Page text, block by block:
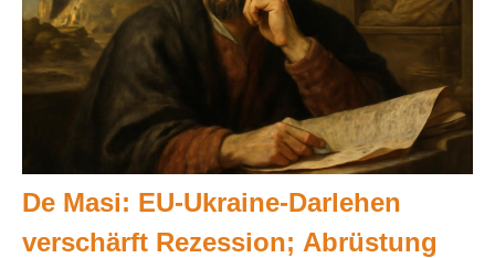
De Masi: EU-Ukraine-Darlehen
verschärft Rezession; Abrüstung